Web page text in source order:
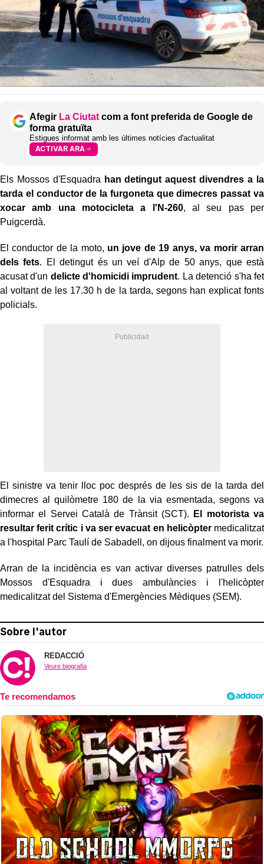
Afegir La Ciutat com a font preferida de Google de
forma gratuïta
Estigues informat amb les últimes notícies d'actualitat
ACTIVAR ARA
Els Mossos d'Esquadra han detingut aquest divendres a la
tarda el conductor de la furgoneta que dimecres passat va
xocar amb una motocicleta a l'N-260, al seu pas per
Puigcerdà.
El conductor de la moto, un jove de 19 anys, va morir arran
dels fets. El detingut és un veí d'Alp de 50 anys, que està
acusat d'un delicte d'homicidi imprudent. La detenció s'ha fet
al voltant de les 17.30 h de la tarda, segons han explicat fonts
policials.
El sinistre va tenir lloc poc després de les sis de la tarda del
dimecres al quilòmetre 180 de la via esmentada, segons va
informar el Servei Català de Trànsit (SCT).
El motorista va
resultar ferit crític i va ser evacuat en helicòptermedicalitzat
a l'hospital Parc Taulí de Sabadell, on dijous finalment va morir.
Arran de la incidència es van activar diverses patrulles dels
Mossos d'Esquadra i dues ambulàncies i l'helicòpter
medicalitzat del Sistema d'Emergències Mèdiques (SEM).
Sobre l'autor
REDACCIÓ
Veure biografia